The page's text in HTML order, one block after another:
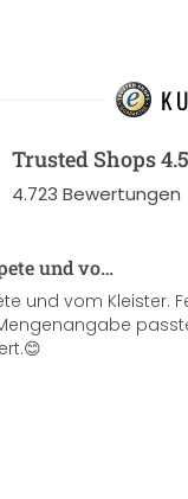
Trusted Shops
4.723 Bewertungen
und vo…
und vom Kleister.